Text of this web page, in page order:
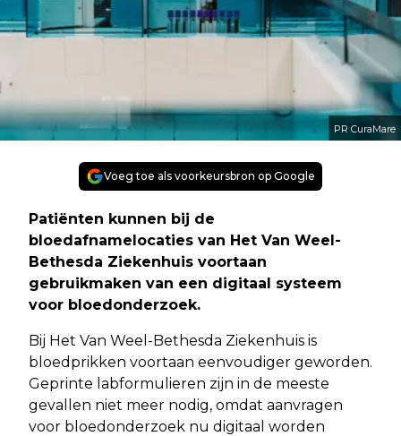
PR CuraMare
Voeg toe als voorkeursbron op Google
Patiënten kunnen bij de
bloedafnamelocaties van Het Van Weel-
Bethesda Ziekenhuis voortaan
gebruikmaken van een digitaal systeem
voor bloedonderzoek.
Bij Het Van Weel-Bethesda Ziekenhuis is
bloedprikken voortaan eenvoudiger geworden.
Geprinte labformulieren zijn in de meeste
gevallen niet meer nodig, omdat aanvragen
voor bloedonderzoek nu digitaal worden